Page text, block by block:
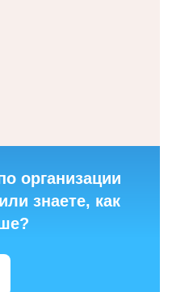
организации
знаете, как